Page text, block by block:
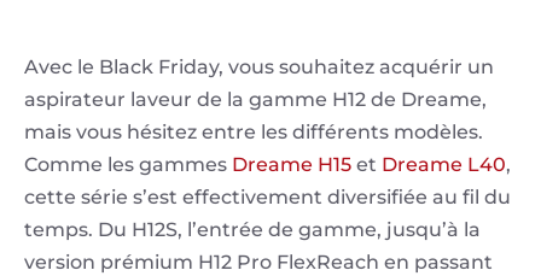
Avec le Black Friday, vous souhaitez acquérir un
aspirateur laveur de la gamme H12 de Dreame,
mais vous hésitez entre les différents modèles.
Comme les gammes Dreame H15 et Dreame L40,
cette série s’est effectivement diversifiée au fil du
temps. Du H12S, l’entrée de gamme, jusqu’à la
version prémium H12 Pro FlexReach en passant